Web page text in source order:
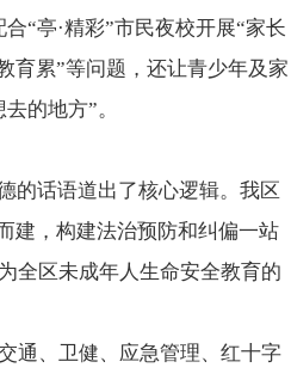
“亭·精彩”市民夜校开展“家长
育累”等问题，还让青少年及家
的地方”。
的话语道出了核心逻辑。我区
建，构建法治预防和纠偏一站
全区未成年人生命安全教育的
通、卫健、应急管理、红十字